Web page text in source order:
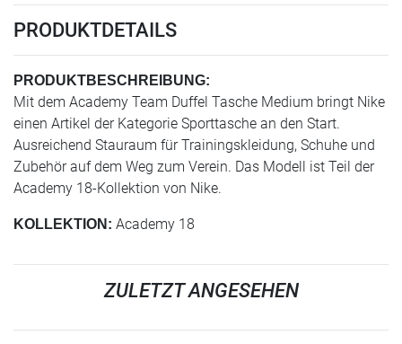
PRODUKTDETAILS
PRODUKTBESCHREIBUNG:
Mit dem Academy Team Duffel Tasche Medium bringt Nike
einen Artikel der Kategorie Sporttasche an den Start.
Ausreichend Stauraum für Trainingskleidung, Schuhe und
Zubehör auf dem Weg zum Verein. Das Modell ist Teil der
Academy 18-Kollektion von Nike.
KOLLEKTION: Academy 18
ZULETZT ANGESEHEN